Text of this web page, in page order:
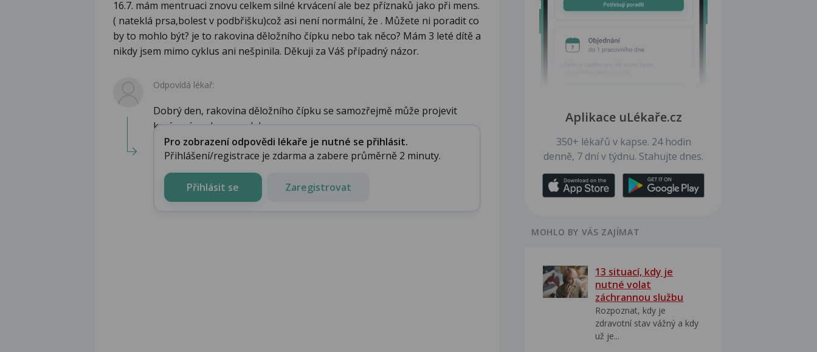
16.7. mám mentruaci znovu celkem silné krvácení ale bez příznaků jako při mens.
( nateklá prsa,bolest v podbřišku)což asi není normální, že . Můžete ni poradit co
by to mohlo být? je to rakovina děložního čípku nebo tak něco? Mám 3 leté dítě a
nikdy jsem mimo cyklus ani nešpinila. Děkuji za Váš případný názor.
Odpovídá lékař:
Dobrý den, rakovina děložního čípku se samozřejmě může projevit
krvácením, ale nemyslela...
Pro zobrazení odpovědi lékaře je nutné se přihlásit.
Přihlášení/registrace je zdarma a zabere průměrně 2 minuty.
Přihlásit se Zaregistrovat
Aplikace uLékaře.cz
350+ lékařů v kapse. 24 hodin
denně, 7 dní v týdnu. Stahujte dnes.
MOHLO BY VÁS ZAJÍMAT
13 situací, kdy je
nutné volat
záchrannou službu
Rozpoznat, kdy je
zdravotní stav vážný a kdy
už je...